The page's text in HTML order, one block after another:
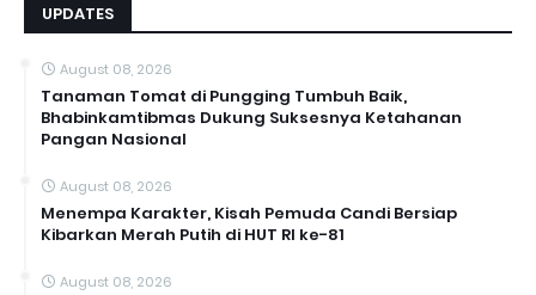
UPDATES
August 08, 2026
Tanaman Tomat di Pungging Tumbuh Baik,
Bhabinkamtibmas Dukung Suksesnya Ketahanan
Pangan Nasional
August 08, 2026
Menempa Karakter, Kisah Pemuda Candi Bersiap
Kibarkan Merah Putih di HUT RI ke-81
August 08, 2026